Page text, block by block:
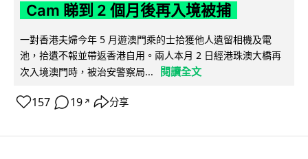
Cam 睇到 2 個月後再入境被捕
一對香港夫婦今年 5 月遊澳門乘的士拾獲他人遺留相機及電
池，拾遺不報並帶返香港自用。兩人本月 2 日經港珠澳大橋再
次入境澳門時，被治安警察局...
閱讀全文
157 19 ↗ 分享